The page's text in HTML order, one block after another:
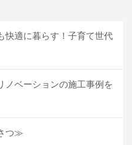
快適に暮らす！子育て世代
ベーションの施工事例を
つ≫